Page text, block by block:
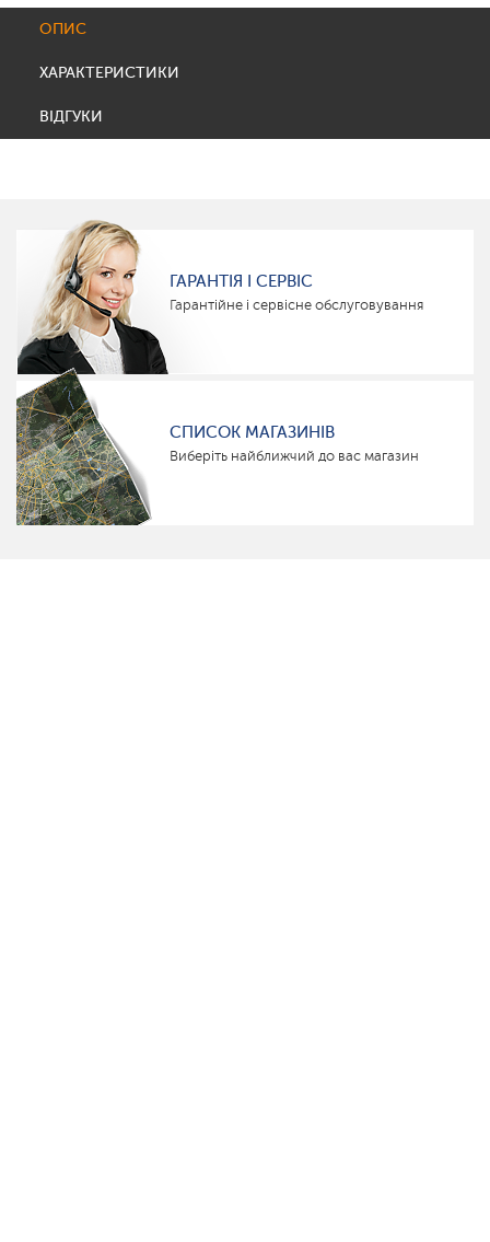
ОПИС
ХАРАКТЕРИСТИКИ
ВІДГУКИ
ГАРАНТІЯ І СЕРВІС
Гарантійне і сервісне обслуговування
СПИСОК МАГАЗИНІВ
Виберіть найближчий до вас магазин